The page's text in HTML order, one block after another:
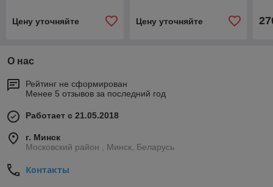
Цену уточняйте Цену уточняйте
О нас
Рейтинг не сформирован
Менее 5 отзывов за последний год
Работает с 21.05.2018
г. Минск
Московский район , Минск, Беларусь
Контакты